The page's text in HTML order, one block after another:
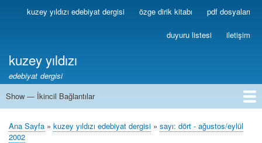
Ana
içeriğe
Birincilkuzey yıldızı edebiyat dergisi özge dirik kitabı pdf dosyaları
duyuru listesi iletişim
kuzey yıldızı
edebiyat dergisi
İkincil
Show — İkincil Bağlantılar
1
2
3
4
5
6
7
8
9
10
11
12
13
Sayfa
Ana Sayfa kuzey yıldızı edebiyat dergisi
sayı: dört - ağustos/eylül
2002